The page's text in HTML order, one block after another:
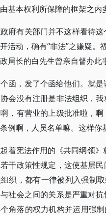
基本权利所保障的框架之
府有关部门并不这样看待
活动，确有“非法”之嫌疑
局长的白先生曾亲自督办此
函，发了个函给他们。就
会没有注册是非法组织，
，有营业的上级批准啦，
例啊，人员名单嘛。这样
着宪法作用的《共同纲领
干政策性规定，这使基层
织，都有一律被列入强制
社会之间的关系是严重对
角落的权力机构并运用强